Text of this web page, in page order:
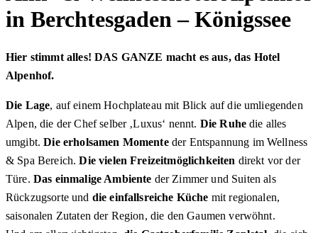
in Berchtesgaden – Königssee
Hier stimmt alles! DAS GANZE macht esaus, das Hotel
Alpenhof.
Die Lage, auf einem Hochplateau mit Blick auf die umliegenden
Alpen, die der Chef selber ‚Luxus‘ nennt. Die Ruhe die alles
umgibt.Die erholsamen Momenteder Entspannung im Wellness
& Spa Bereich.Die vielen Freizeitmöglichkeiten direkt vor der
Türe. Das einmalige Ambiente der Zimmer und Suiten als
Rückzugsorte und die einfallsreiche Küche mit regionalen,
saisonalen Zutaten der Region, die den Gaumen verwöhnt.